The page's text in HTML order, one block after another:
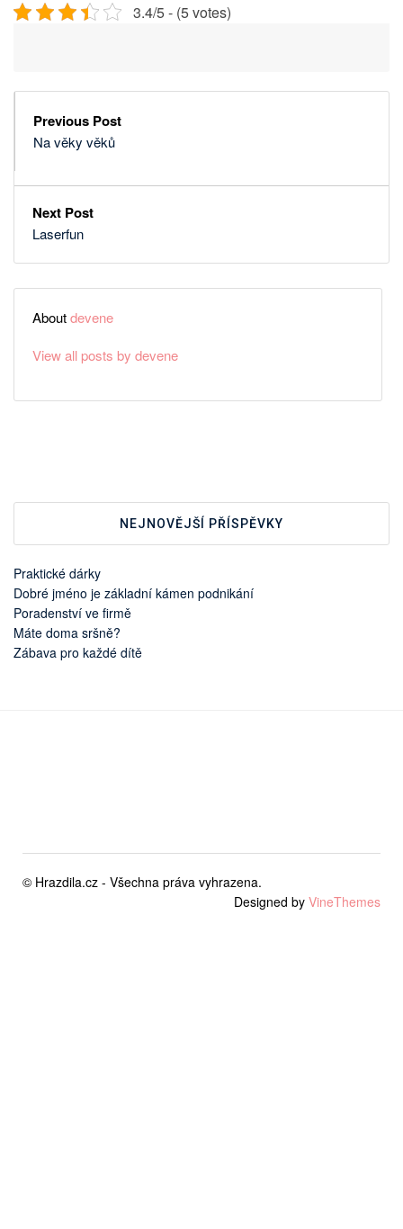
3.4/5 - (5 votes)
Previous Post
Na věky věků
Next Post
Laserfun
Aboutdevene
View all posts by devene
NEJNOVĚJŠÍ PŘÍSPĚVKY
Praktické dárky
Dobré jméno je základní kámen podnikání
Poradenství ve firmě
Máte doma sršně?
Zábava pro každé dítě
© Hrazdila.cz - Všechna práva vyhrazena.
Designed by VineThemes